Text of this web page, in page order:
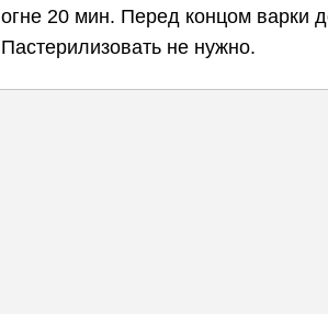
огне 20 мин. Перед концом варки
Пастерилизовать не нужно.